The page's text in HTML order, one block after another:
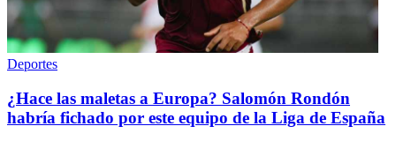
Deportes
¿Hace las maletas a Europa? Salomón Rondón
habría fichado por este equipo de la Liga de España